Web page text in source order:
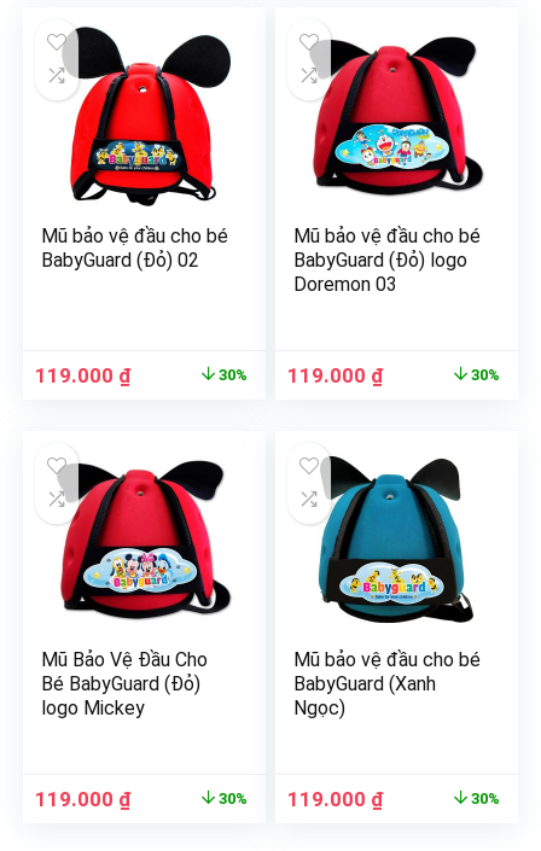
Mũ bảo vệ đầu cho bé
BabyGuard (Đỏ) 02
119.000 ₫ 30%
Mũ bảo vệ đầu cho bé
BabyGuard (Đỏ) logo
Doremon 03
119.000 ₫ 30%
Mũ Bảo Vệ Đầu Cho
Bé BabyGuard (Đỏ)
logo Mickey
119.000 ₫ 30%
Mũ bảo vệ đầu cho bé
BabyGuard (Xanh
Ngọc)
119.000 ₫ 30%